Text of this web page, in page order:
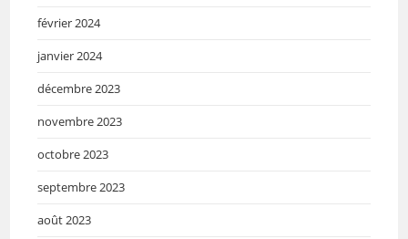
février 2024
janvier 2024
décembre 2023
novembre 2023
octobre 2023
septembre 2023
août 2023